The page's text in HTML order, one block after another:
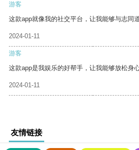
游客
这款app就像我的社交平台，让我能够与志同
2024-01-11
游客
这款app是我娱乐的好帮手，让我能够放松身
2024-01-11
友情链接